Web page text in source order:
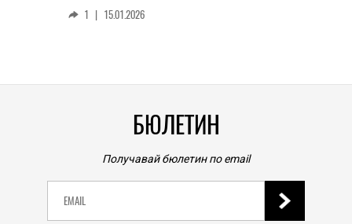
1 15.01.2026
БЮЛЕТИН
Получавай бюлетин по email